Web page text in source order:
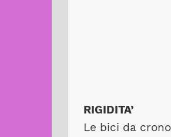
RIGIDITA’
Le bici da